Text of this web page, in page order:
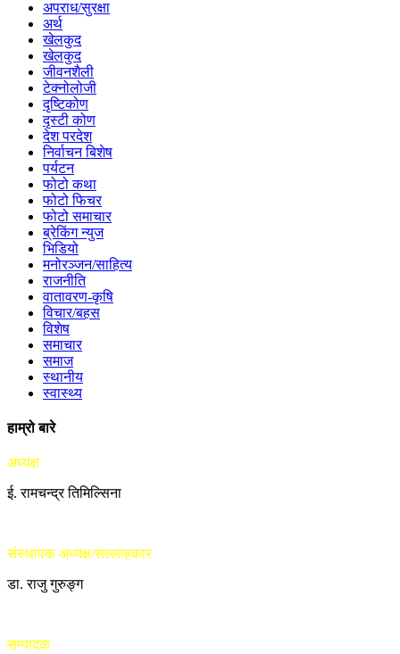
अपराध/सुरक्षा
अर्थ
खेलकुद
खेलकुद
जीवनशैली
टेक्नोलोजी
दृष्टिकोण
दृस्टी कोण
देश परदेश
निर्वाचन बिशेष
पर्यटन
फोटो कथा
फोटो फिचर
फोटो समाचार
ब्रेकिंग न्युज
भिडियो
मनोरञ्जन/साहित्य
राजनीति
वातावरण-कृषि
विचार/बहस
विशेष
समाचार
समाज
स्थानीय
स्वास्थ्य
हाम्रो बारे
अध्यक्ष
ई. रामचन्द्र तिमिल्सिना
संस्थापक अध्यक्ष/सल्लाहकार
डा. राजु गुरुङ्ग
सम्पादक